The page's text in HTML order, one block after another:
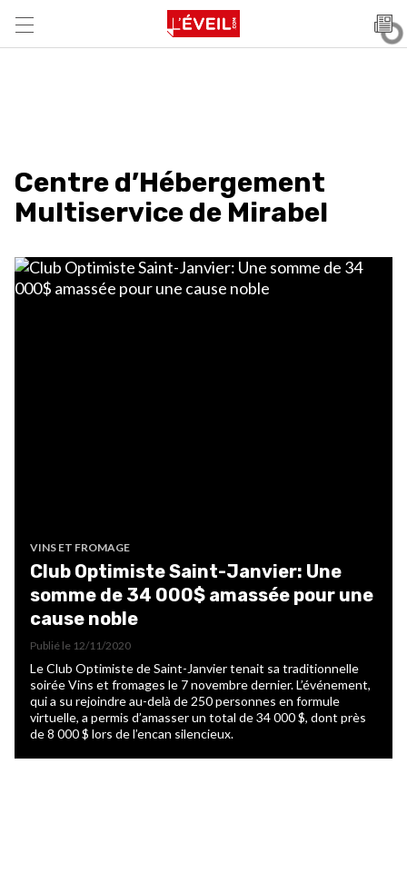
Centre d’Hébergement
Multiservice de Mirabel
VINS ET FROMAGE
Club Optimiste Saint-Janvier: Une
somme de 34 000$ amassée pour une
cause noble
Publié le 12/11/2020
Le Club Optimiste de Saint-Janvier tenait sa traditionnelle
soirée Vins et fromages le 7 novembre dernier. L’événement,
qui a su rejoindre au-delà de 250 personnes en formule
virtuelle, a permis d’amasser un total de 34 000 $, dont près
de 8 000 $ lors de l’encan silencieux.